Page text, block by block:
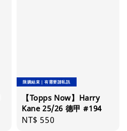
限購結束｜有需要請私訊
【Topps Now】Harry
Kane 25/26 德甲 #194
Regular
NT$ 550